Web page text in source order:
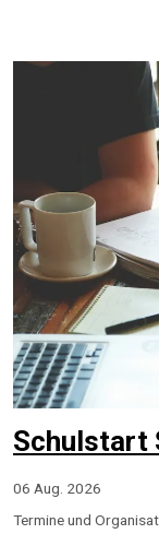
Schulstart
06 Aug. 2026
Termine und